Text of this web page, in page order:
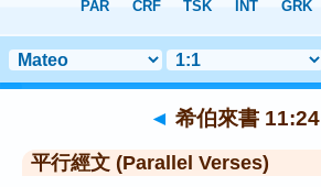
章 11> 聖經金句 24
◄ 希伯來書 11:24
平行經文 (Parallel Verses)